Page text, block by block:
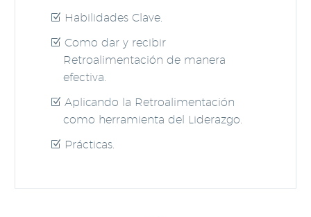
Habilidades Clave.
Como dar y recibir
Retroalimentación de manera
efectiva.
Aplicando la Retroalimentación
como herramienta del Liderazgo.
Prácticas.